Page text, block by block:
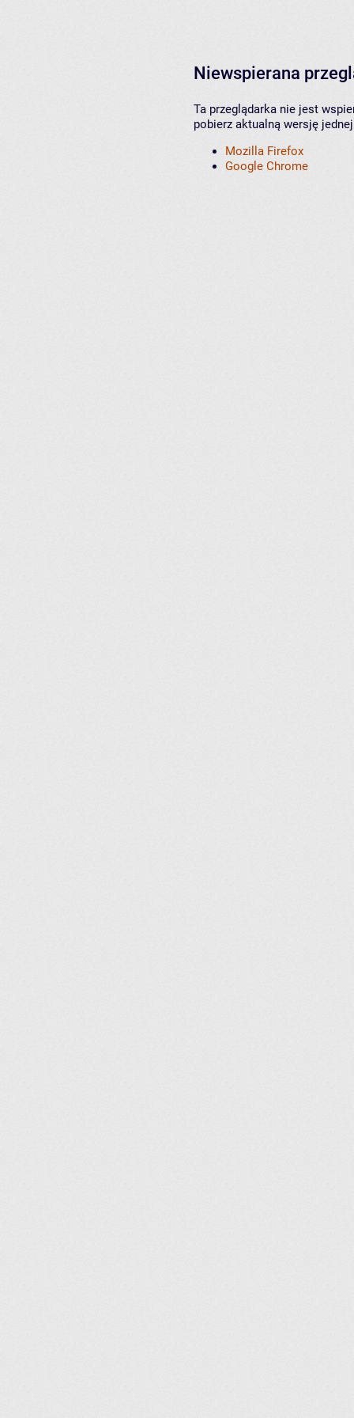
Niewspierana
Ta przeglądarka nie jest
pobierz aktualną wersję
Mozilla Firefox
Google Chrome